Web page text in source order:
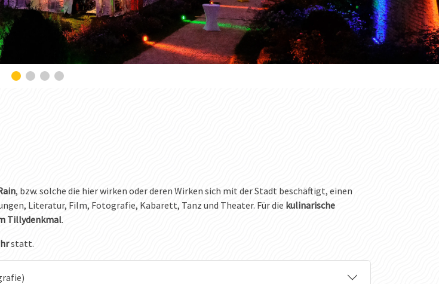
, bzw. solche die hier wirken oder deren Wirken sich mit der Stadt beschäftigt, einen
Literatur, Film, Fotografie, Kabarett, Tanz und Theater. Für die kulinarische
Tillydenkmal.
statt.